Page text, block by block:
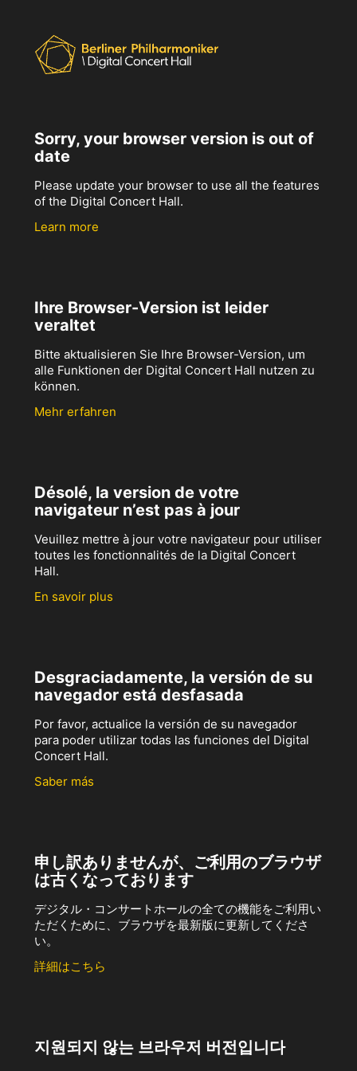
Sorry, your browser version is out of
date
Please update your browser to use all the features
of the Digital Concert Hall.
Learn more
Ihre Browser-Version ist leider
veraltet
Bitte aktualisieren Sie Ihre Browser-Version, um
alle Funktionen der Digital Concert Hall nutzen zu
können.
Mehr erfahren
Désolé, la version de votre
navigateur n’est pas à jour
Veuillez mettre à jour votre navigateur pour utiliser
toutes les fonctionnalités de la Digital Concert
Hall.
En savoir plus
Desgraciadamente, la versión de su
navegador está desfasada
Por favor, actualice la versión de su navegador
para poder utilizar todas las funciones del Digital
Concert Hall.
Saber más
申し訳ありませんが、ご利用のブラウザ
は古くなっております
デジタル・コンサートホールの全ての機能をご利用い
ただくために、ブラウザを最新版に更新してくださ
い。
詳細はこちら
지원되지 않는 브라우저 버전입니다